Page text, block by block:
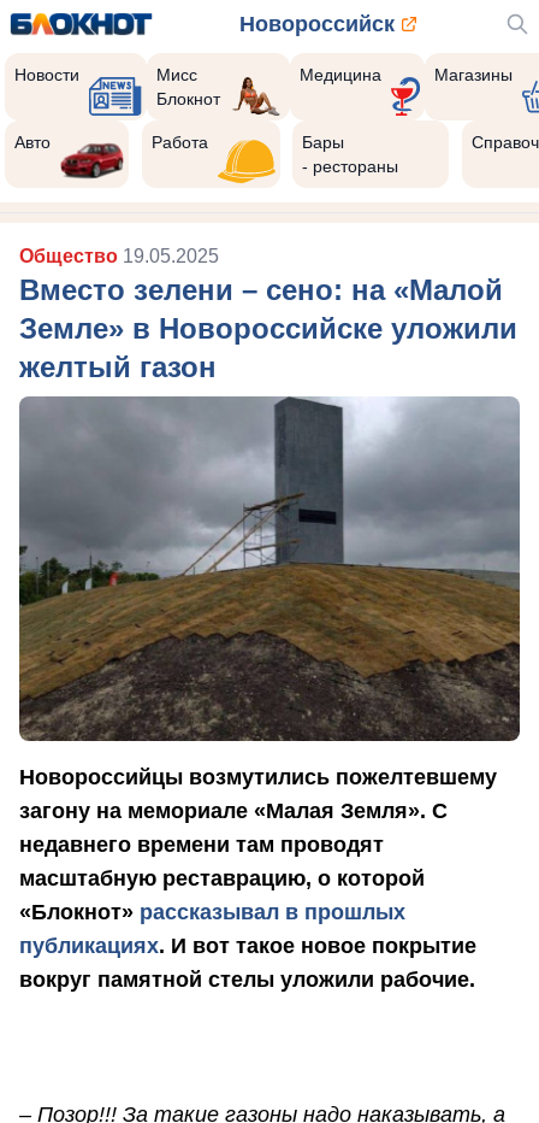
Новороссийск
Новости
Мисс
Блокнот
Медицина Магазины
Авто Работа
Бары
- рестораны
Общество 19.05.2025
Вместо зелени – сено: на «Малой
Земле» в Новороссийске уложили
желтый газон
Новороссийцы возмутились пожелтевшему
загону на мемориале «Малая Земля». С
недавнего времени там проводят
масштабную реставрацию, о которой
«Блокнот» рассказывал в прошлых
публикациях. И вот такое новое покрытие
вокруг памятной стелы уложили рабочие.
– Позор!!! За такие газоны надо наказывать, а